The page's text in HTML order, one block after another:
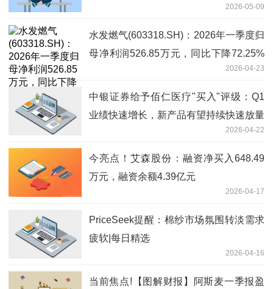
2026-05-09
水发燃气(603318.SH)：2026年一季度归
母净利润526.85万元，同比下降72.25%
2026-04-23
中银证券给予佰仁医疗"买入"评级：Q1
业绩快速增长，新产品有望持续快速放量
2026-04-22
今亮点！艾森股份：融资净买入648.49
万元，融资余额4.39亿元
2026-04-17
PriceSeek提醒：棉纱市场氛围转淡需求
疲软|每日精选
2026-04-16
当前焦点!【图解财报】阿斯麦一季报盈